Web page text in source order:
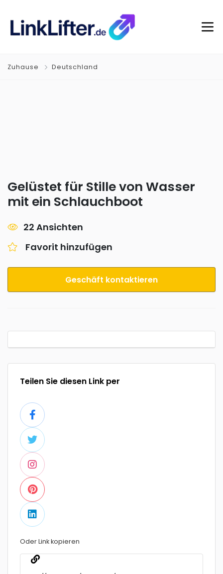
Zuhause Deutschland
Gelüstet für Stille von Wasser
mit ein Schlauchboot
22 Ansichten
Favorit hinzufügen
Geschäft kontaktieren
Teilen Sie diesen Link per
Oder Link kopieren